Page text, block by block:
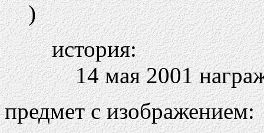
)
история:
14 мая 2001
предмет с изображением: